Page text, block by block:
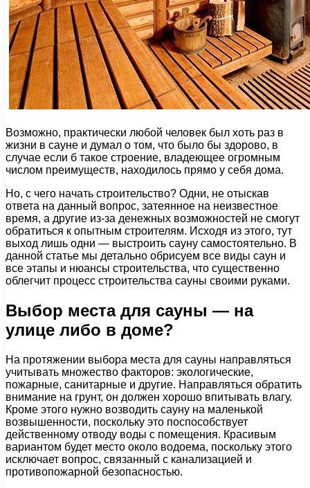
Возможно, практически любой человек был хоть раз в
жизни в сауне и думал о том, что было бы здорово, в
случае если б такое строение, владеющее огромным
числом преимуществ, находилось прямо у себя дома.
Но, с чего начать строительство? Одни, не отыскав
ответа на данный вопрос, затеянное на неизвестное
время, а другие из-за денежных возможностей не смогут
обратиться к опытным строителям. Исходя из этого, тут
выход лишь одни — выстроить сауну самостоятельно. В
данной статье мы детально обрисуем все виды саун и
все этапы и нюансы строительства, что существенно
облегчит процесс строительства сауны своими руками.
Выбор места для сауны — на
улице либо в доме?
На протяжении выбора места для сауны направляться
учитывать множество факторов: экологические,
пожарные, санитарные и другие. Направляться обратить
внимание на грунт, он должен хорошо впитывать влагу.
Кроме этого нужно возводить сауну на маленькой
возвышенности, поскольку это поспособствует
действенному отводу воды с помещения. Красивым
вариантом будет место около водоема, поскольку этого
исключает вопрос, связанный с канализацией и
противопожарной безопасностью.